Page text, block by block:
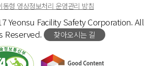
동형 영상정보처리 운영관리 방침
Yeonsu Facility Safety Corporation. All
Reserved.
찾아오시는 길